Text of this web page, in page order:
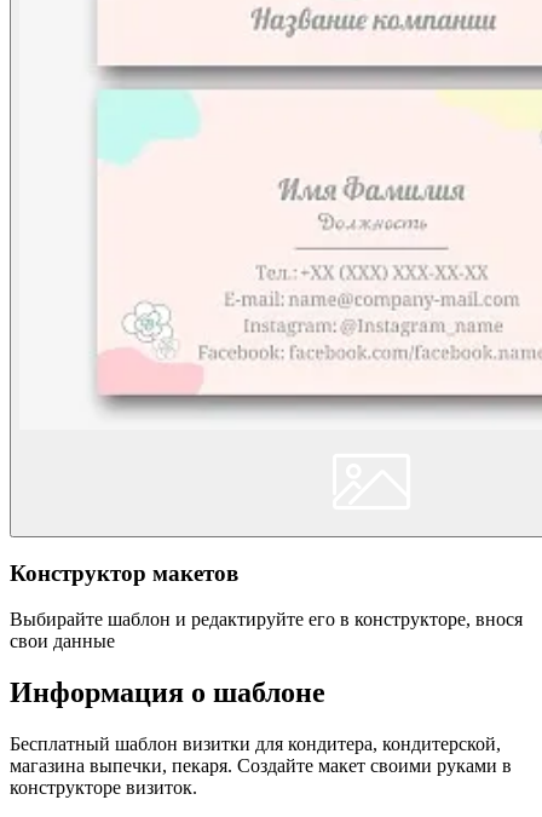
Конструктор макетов
Выбирайте шаблон и редактируйте его в конструкторе, внося
свои данные
Информация о шаблоне
Бесплатный шаблон визитки для кондитера, кондитерской,
магазина выпечки, пекаря. Создайте макет своими руками в
конструкторе визиток.